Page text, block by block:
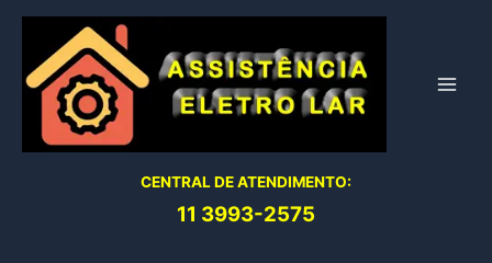
conteúdo
CENTRAL DE ATENDIMENTO:
11 3993-2575